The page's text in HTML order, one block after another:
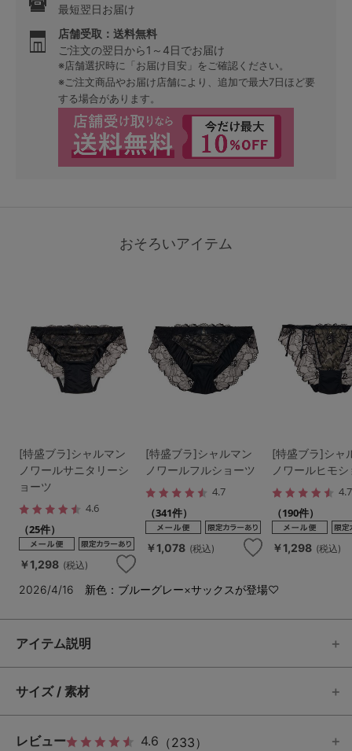
最短翌日お届け
店舗受取：送料無料
ご注文の翌日から1～4日でお届け
※店舗選択時に「お届け目安」をご確認ください。
※ご注文商品やお届け店舗により、追加で最大7日ほど要
する場合があります。
おそろいアイテム
[特盛ブラ]シャルマン
ノワールサニタリーシ
ョーツ
4.6
（25件）
￥1,298 (税込)
[特盛ブラ]シャルマン
ノワールフルショーツ
4.7
（341件）
￥1,078 (税込)
[特盛ブラ]シャ
ノワールヒモ
4.7
（190件）
￥1,298 (税込)
2026/4/16 新色：ブルーグレー×サックスが登場♡
アイテム説明
サイズ / 素材
レビュー 4.6 （233）